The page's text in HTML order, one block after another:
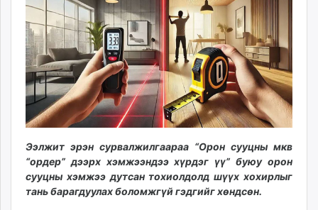
ikon.mn
mnb.mn
Livetv.mn
Eguur.mn
24tsag.mn
shuud.mn
eagle.mn
zarig.mn
today.mn
zuv.mn
Ээлжит эрэн сурвалжилгаараа “Орон сууцны мкв
“ордер” дээрх хэмжээндээ хүрдэг үү” буюу орон
сууцны хэмжээ дутсан тохиолдолд шүүх хохирлыг
тань барагдуулах боломжгүй гэдгийг хөндсөн.